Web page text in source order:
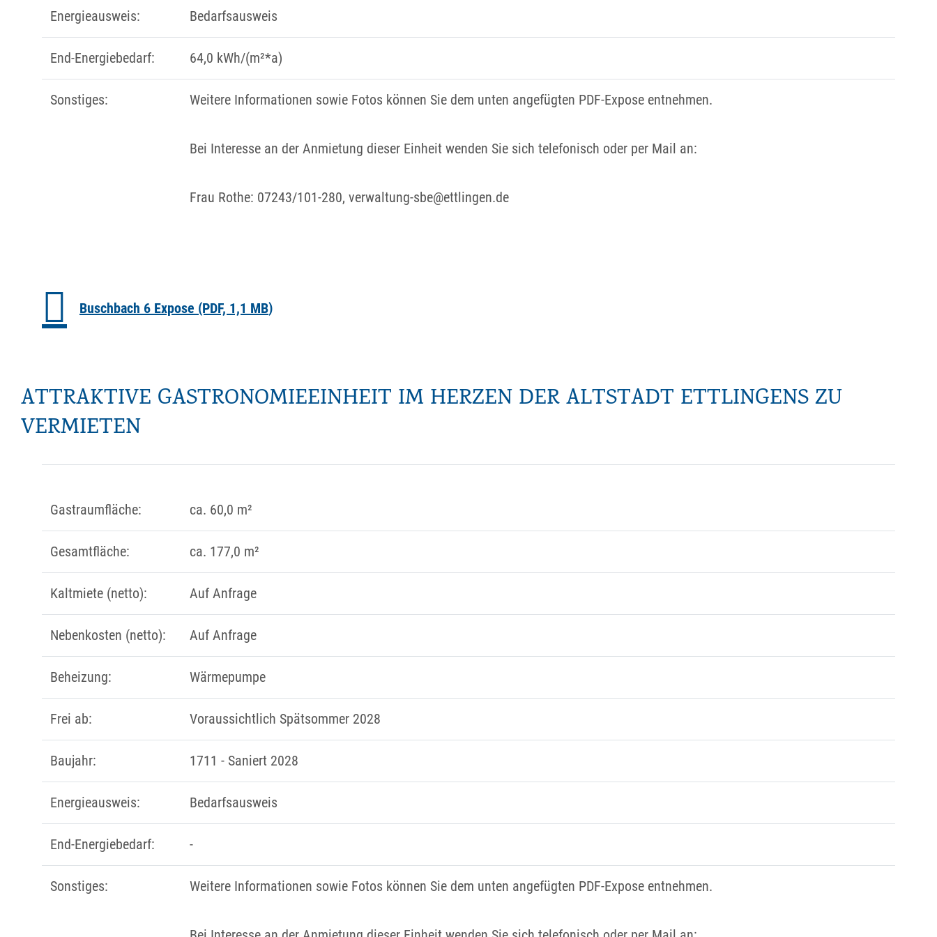
Energieausweis: Bedarfsausweis
End-Energiebedarf: 64,0 kWh/(m²*a)
Sonstiges: Weitere Informationen sowie Fotos können Sie dem unten angefügten PDF-Expose entnehmen.
Bei Interesse an der Anmietung dieser Einheit wenden Sie sich telefonisch oder per Mail an:
Frau Rothe: 07243/101-280, verwaltung-sbe@ettlingen.de
Buschbach 6 Expose (PDF, 1,1 MB)
ATTRAKTIVE GASTRONOMIEEINHEIT IM HERZEN DER ALTSTADT ETTLINGENS ZU
VERMIETEN
Gastraumfläche: ca. 60,0 m²
Gesamtfläche: ca. 177,0 m²
Kaltmiete (netto): Auf Anfrage
Nebenkosten (netto): Auf Anfrage
Beheizung: Wärmepumpe
Frei ab: Voraussichtlich Spätsommer 2028
Baujahr: 1711 - Saniert 2028
Energieausweis: Bedarfsausweis
End-Energiebedarf: -
Sonstiges: Weitere Informationen sowie Fotos können Sie dem unten angefügten PDF-Expose entnehmen.